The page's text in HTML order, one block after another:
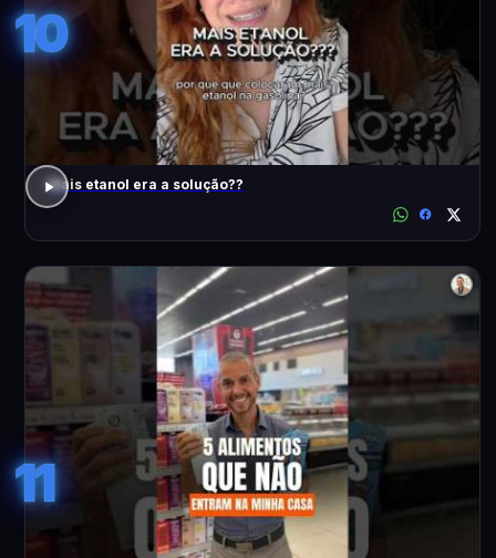
10
Mais etanol era a solução??
11